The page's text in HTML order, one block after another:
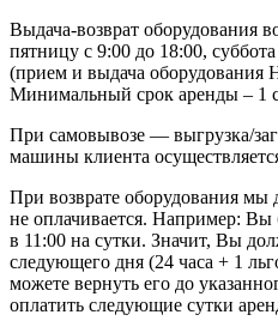
Выдача-возврат оборудования
пятницу с 9:00 до 18:00,
(прием и выдача оборудования
Минимальный срок аренды – 1
При самовывозе — выгрузка/
машины клиента
При возврате оборудования мы
не оплачивается. Например: Вы
в 11:00 на сутки. Значит, Вы
следующего дня (24 часа + 1
можете вернуть его до
оплатить следующие сутки